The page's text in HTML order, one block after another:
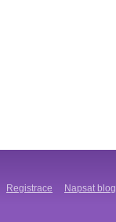
Registrace Napsat blog